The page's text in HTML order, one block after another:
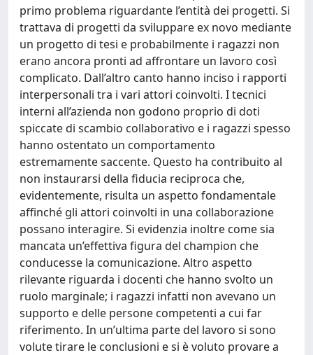
primo problema riguardante l’entità dei progetti. Si
trattava di progetti da sviluppare ex novo mediante
un progetto di tesi e probabilmente i ragazzi non
erano ancora pronti ad affrontare un lavoro così
complicato. Dall’altro canto hanno inciso i rapporti
interpersonali tra i vari attori coinvolti. I tecnici
interni all’azienda non godono proprio di doti
spiccate di scambio collaborativo e i ragazzi spesso
hanno ostentato un comportamento
estremamente saccente. Questo ha contribuito al
non instaurarsi della fiducia reciproca che,
evidentemente, risulta un aspetto fondamentale
affinché gli attori coinvolti in una collaborazione
possano interagire. Si evidenzia inoltre come sia
mancata un’effettiva figura del champion che
conducesse la comunicazione. Altro aspetto
rilevante riguarda i docenti che hanno svolto un
ruolo marginale; i ragazzi infatti non avevano un
supporto e delle persone competenti a cui far
riferimento. In un’ultima parte del lavoro si sono
volute tirare le conclusioni e si è voluto provare a